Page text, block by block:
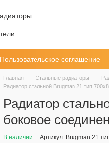
Пользовательское соглашение
Главная Стальные радиаторы
Радиатор стальной Brugman 21 тип
Радиатор
боковое
В наличии Артикул: Brugman 21